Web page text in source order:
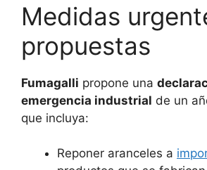
Medidas
propuestas
Fumagalli propone una
emergencia industrial de un
que incluya:
Reponer aranceles a